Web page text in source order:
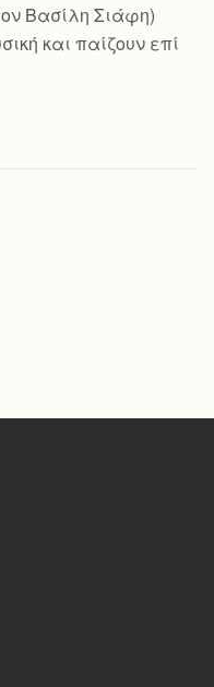
Βασίλη Σιάφη)
και παίζουν επί